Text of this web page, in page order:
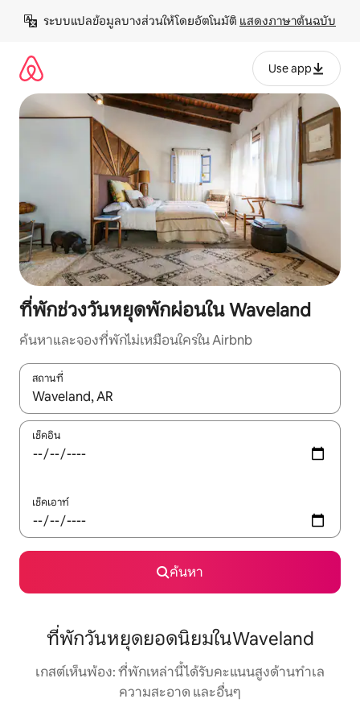
เนื้อหา
ระบบแปลข้อมูลบางส่วนให้โดยอัตโนมัติ แสดงภาษาต้นฉบับ
Use app
ที่พักช่วงวันหยุดพักผ่อนใน Waveland
ค้นหาและจองที่พักไม่เหมือนใครใน Airbnb
สถานที่
ใช้ลูกศรขึ้นลง หรือใช้การสัมผัสหรือปัด เพื่อสำรวจผลการค้นหา
เช็คอิน
เช็คเอาท์
ค้นหา
ที่พักวันหยุดยอดนิยมในWaveland
เกสต์เห็นพ้อง: ที่พักเหล่านี้ได้รับคะแนนสูงด้านทำเล
ความสะอาด และอื่นๆ